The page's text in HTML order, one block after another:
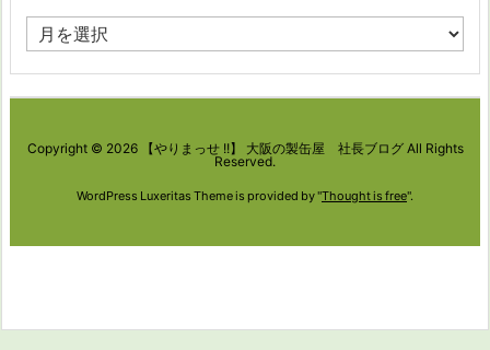
カ
ブ
Copyright © 2026 【やりまっせ !!】 大阪の製缶屋 社長ブログAll Rights
Reserved.
WordPress Luxeritas Theme is provided by "Thought is free".